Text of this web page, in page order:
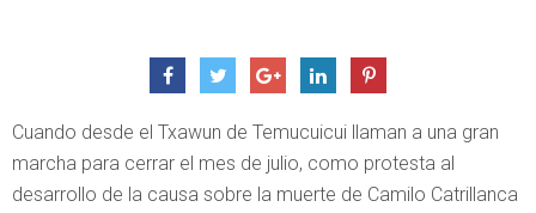
Cuando desde el Txawun de Temucuicui llaman a una gran
marcha para cerrar el mes de julio, como protesta al
desarrollo de la causa sobre la muerte de Camilo Catrillanca